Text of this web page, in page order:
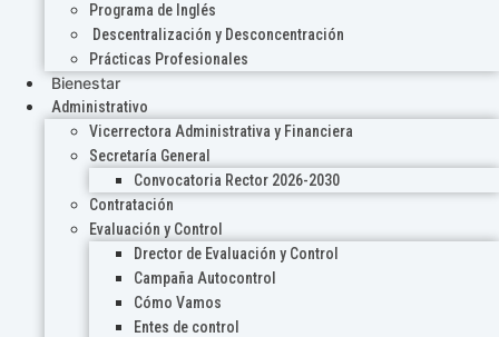
Programa de Inglés
Descentralización y Desconcentración
Prácticas Profesionales
Bienestar
Administrativo
Vicerrectora Administrativa y Financiera
Secretaría General
Convocatoria Rector 2026-2030
Contratación
Evaluación y Control
Drector de Evaluación y Control
Campaña Autocontrol
Cómo Vamos
Entes de control